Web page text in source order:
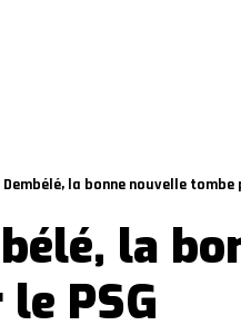
Dembélé, la bonne nouvelle tombe
la
PSG